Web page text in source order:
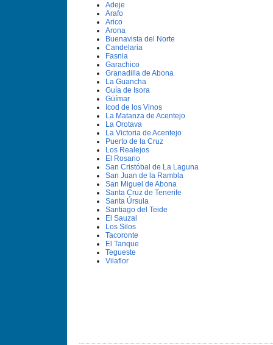
Adeje
Arafo
Arico
Arona
Buenavista del Norte
Candelaria
Fasnia
Garachico
Granadilla de Abona
La Guancha
Guí­a de Isora
Güí­mar
Icod de los Vinos
La Matanza de Acentejo
La Orotava
La Victoria de Acentejo
Puerto de la Cruz
Los Realejos
El Rosario
San Cristóbal de La Laguna
San Juan de la Rambla
San Miguel de Abona
Santa Cruz de Tenerife
Santa Úrsula
Santiago del Teide
El Sauzal
Los Silos
Tacoronte
El Tanque
Tegueste
Vilaflor